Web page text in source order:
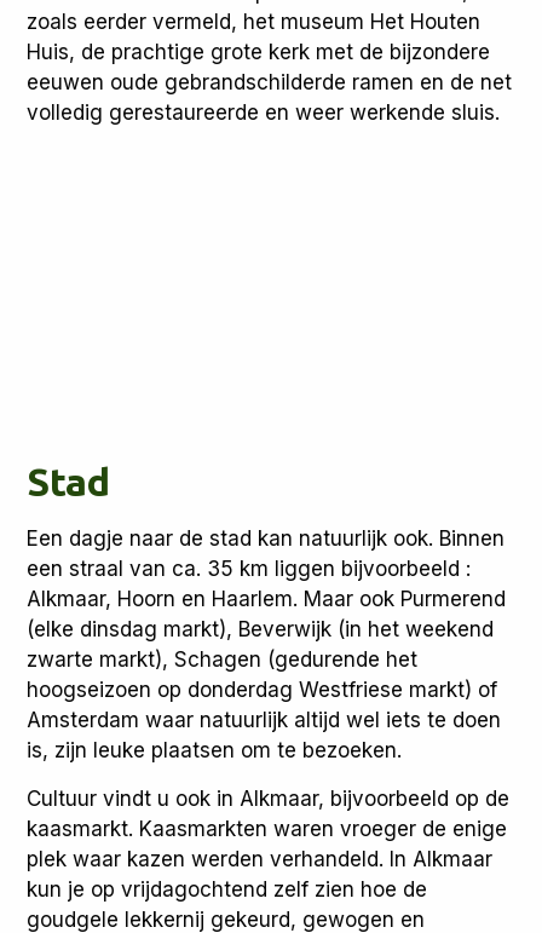
zoals eerder vermeld, het museum Het Houten
Huis, de prachtige grote kerk met de bijzondere
eeuwen oude gebrandschilderde ramen en de net
volledig gerestaureerde en weer werkende sluis.
Stad
Een dagje naar de stad kan natuurlijk ook. Binnen
een straal van ca. 35 km liggen bijvoorbeeld :
Alkmaar, Hoorn en Haarlem. Maar ook Purmerend
(elke dinsdag markt), Beverwijk (in het weekend
zwarte markt), Schagen (gedurende het
hoogseizoen op donderdag Westfriese markt) of
Amsterdam waar natuurlijk altijd wel iets te doen
is, zijn leuke plaatsen om te bezoeken.
Cultuur vindt u ook in Alkmaar, bijvoorbeeld op de
kaasmarkt. Kaasmarkten waren vroeger de enige
plek waar kazen werden verhandeld. In Alkmaar
kun je op vrijdagochtend zelf zien hoe de
goudgele lekkernij gekeurd, gewogen en